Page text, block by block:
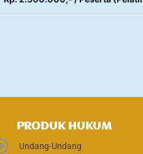
PRODUK HUKUM
Undang-Undang